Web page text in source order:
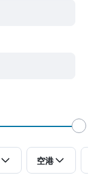
空港